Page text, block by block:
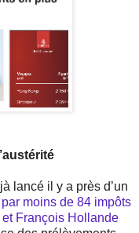
lancé il y a près d’un
moins de 84 impôts
François Hollande